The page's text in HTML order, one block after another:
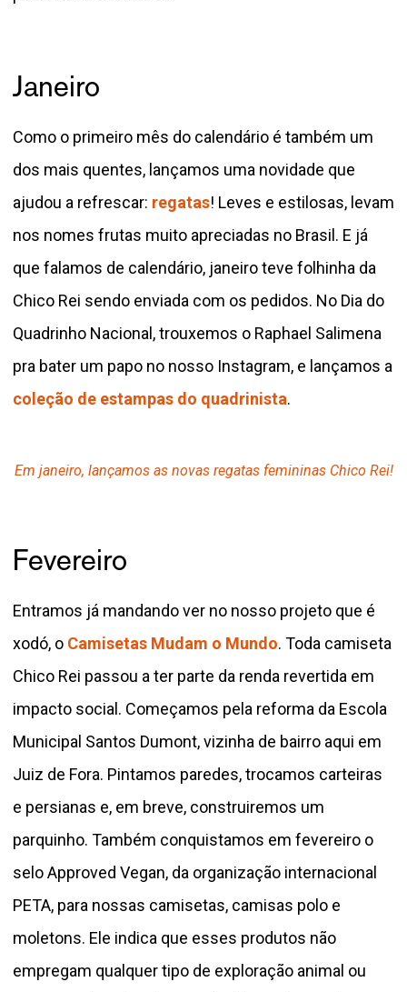
Janeiro
Como o primeiro mês do calendário é também um
dos mais quentes, lançamos uma novidade que
ajudou a refrescar: regatas! Leves e estilosas, levam
nos nomes frutas muito apreciadas no Brasil. E já
que falamos de calendário, janeiro teve folhinha da
Chico Rei sendo enviada com os pedidos. No Dia do
Quadrinho Nacional, trouxemos o Raphael Salimena
pra bater um papo no nosso Instagram, e lançamos a
coleção de estampas do quadrinista.
Em janeiro, lançamos as novas regatas femininas Chico Rei!
Fevereiro
Entramos já mandando ver no nosso projeto que é
xodó, o Camisetas Mudam o Mundo. Toda camiseta
Chico Rei passou a ter parte da renda revertida em
impacto social. Começamos pela reforma da Escola
Municipal Santos Dumont, vizinha de bairro aqui em
Juiz de Fora. Pintamos paredes, trocamos carteiras
e persianas e, em breve, construiremos um
parquinho. Também conquistamos em fevereiro o
selo Approved Vegan, da organização internacional
PETA, para nossas camisetas, camisas polo e
moletons. Ele indica que esses produtos não
empregam qualquer tipo de exploração animal ou